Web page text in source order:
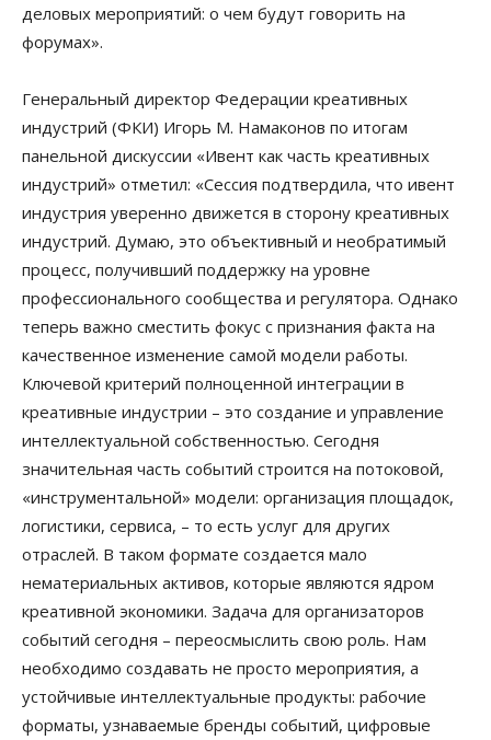
деловых мероприятий: о чем будут говорить на
форумах».
Генеральный директор Федерации креативных
индустрий (ФКИ) Игорь М. Намаконов по итогам
панельной дискуссии «Ивент как часть креативных
индустрий» отметил: «Сессия подтвердила, что ивент
индустрия уверенно движется в сторону креативных
индустрий. Думаю, это объективный и необратимый
процесс, получивший поддержку на уровне
профессионального сообщества и регулятора. Однако
теперь важно сместить фокус с признания факта на
качественное изменение самой модели работы.
Ключевой критерий полноценной интеграции в
креативные индустрии – это создание и управление
интеллектуальной собственностью. Сегодня
значительная часть событий строится на потоковой,
«инструментальной» модели: организация площадок,
логистики, сервиса, – то есть услуг для других
отраслей. В таком формате создается мало
нематериальных активов, которые являются ядром
креативной экономики. Задача для организаторов
событий сегодня – переосмыслить свою роль. Нам
необходимо создавать не просто мероприятия, а
устойчивые интеллектуальные продукты: рабочие
форматы, узнаваемые бренды событий, цифровые